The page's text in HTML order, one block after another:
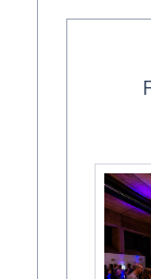
Lebendiger
Kurverwaltung